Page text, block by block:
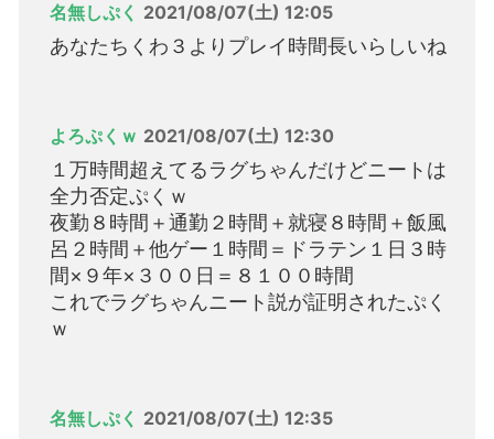
名無しぷく 2021/08/07(土) 12:05
あなたちくわ３よりプレイ時間長いらしいね
よろぷくｗ 2021/08/07(土) 12:30
１万時間超えてるラグちゃんだけどニートは
全力否定ぷくｗ
夜勤８時間＋通勤２時間＋就寝８時間＋飯風
呂２時間＋他ゲー１時間＝ドラテン１日３時
間×９年×３００日＝８１００時間
これでラグちゃんニート説が証明されたぷく
ｗ
名無しぷく 2021/08/07(土) 12:35